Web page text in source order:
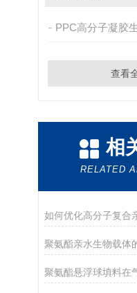
PPC高分子凝胶
查看
相
RELATED